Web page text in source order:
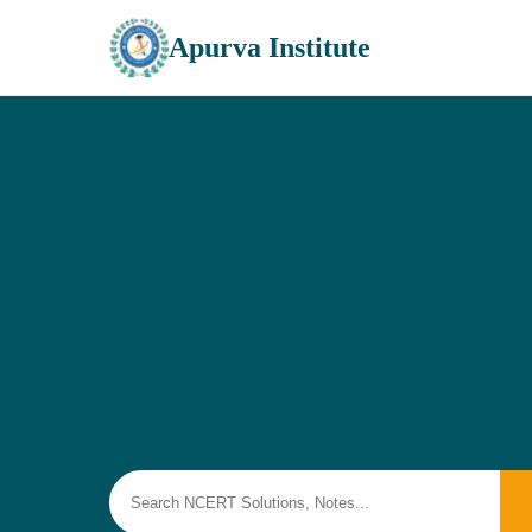
Apurva Institute